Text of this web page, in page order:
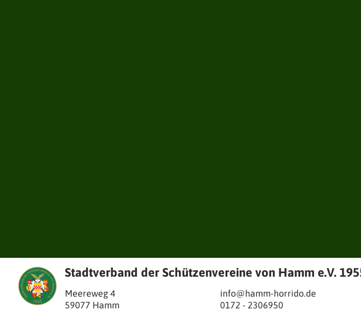
Stadtverband der Schützenvereine von Hamm e.V.
Meereweg 4
59077 Hamm
info@hamm-horrido.de
0172 - 2306950